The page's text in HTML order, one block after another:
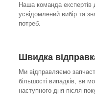
Наша команда
усвідомлений вибір та
потреб.
Швидка
Ми відправляємо
більшості випадків, ви
наступного дня після